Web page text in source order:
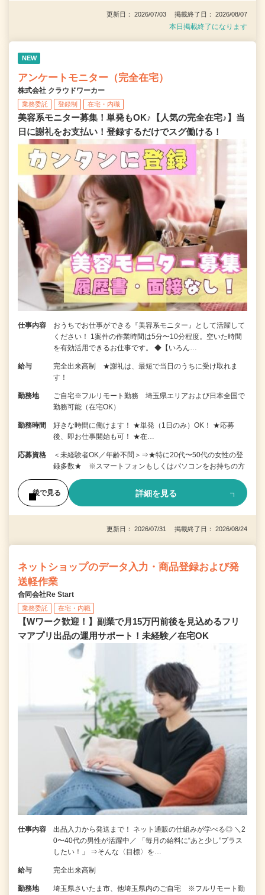
更新日： 2026/07/03 掲載終了日： 2026/08/07
本日掲載終了になります
NEW
アンケートモニター（完全在宅）
株式会社 クラウドワーカー
業務委託 登録制 在宅・内職
美容系モニター募集！単発もOK♪【人気の完全在宅♪】当
日に謝礼をお支払い！登録するだけでスグ働ける！
仕事内容
おうちでお仕事ができる『美容系モニター』として活躍して
ください！ 1案件の作業時間は5分〜10分程度。空いた時間
を有効活用できるお仕事です。 ◆【いろん…
給与
完全出来高制 ★謝礼は、最短で当日のうちに受け取れま
す！
勤務地
ご自宅※フルリモート勤務 埼玉県エリアおよび日本全国で
勤務可能（在宅OK）
勤務時間
好きな時間に働けます！ ★単発（1日のみ）OK！ ★応募
後、即お仕事開始も可！ ★在…
応募資格
＜未経験者OK／年齢不問＞⇒★特に20代〜50代の女性の登
録多数★ ※スマートフォンもしくはパソコンをお持ちの方
後で見る 詳細を見る
更新日： 2026/07/31 掲載終了日： 2026/08/24
ネットショップのデータ入力・商品登録および発
送軽作業
合同会社Re Start
業務委託 在宅・内職
【Wワーク歓迎！】副業で月15万円前後を見込めるフリ
マアプリ出品の運用サポート！未経験／在宅OK
仕事内容
出品入力から発送まで！ ネット通販の仕組みが学べる◎ ＼2
0〜40代の男性が活躍中／ 「毎月の給料に“あと少し”プラス
したい！」 ⇒そんな〈目標〉を…
給与 完全出来高制
勤務地 埼玉県さいたま市、他埼玉県内のご自宅 ※フルリモート勤